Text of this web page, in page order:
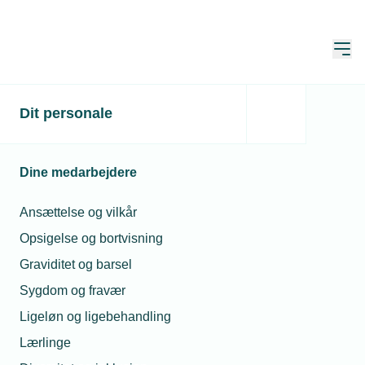
Dit personale
Dine medarbejdere
Ansættelse og vilkår
Opsigelse og bortvisning
Graviditet og barsel
Sygdom og fravær
Ligeløn og ligebehandling
Lærlinge
Tilbudsloven
Tilbudsloven gælder for offentlige
udbydere og offentligt styrede eller -
støttede bygherrer.
Derudover gælder den for entreprenører, der
indhenter tilbud hos underentreprenører til brug for
tilbudsgivning til det offentlige. Loven kan også